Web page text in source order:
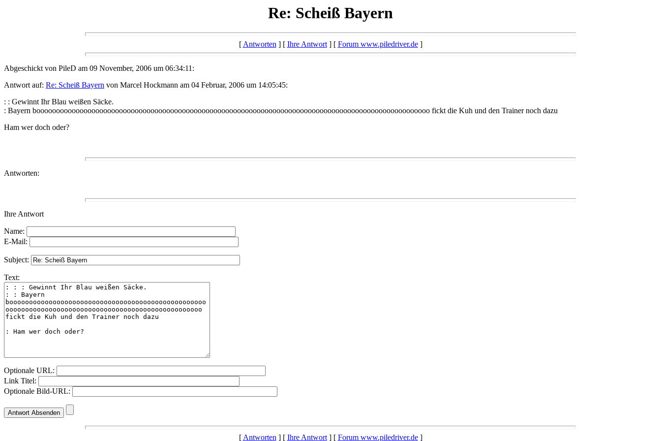
Re: Scheiß Bayern
[Antworten] [ Ihre Antwort] [ Forum www.piledriver.de]
Abgeschickt von PileD am 09 November, 2006 um 06:34:11:
Antwort auf: Re: Scheiß Bayern von Marcel Hockmann am 04 Februar, 2006 um 14:05:45:
: : Gewinnt Ihr Blau weißen Säcke.
: Bayern boooooooooooooooooooooooooooooooooooooooooooooooooooooooooooooooooooooooooooooooooooooooooooooooooooo fickt die Kuh und den Trainer noch dazu
Ham wer doch oder?
Antworten:
Ihre Antwort
Name:
E-Mail:
Subject:
Text:
Optionale URL:
Link Titel:
Optionale Bild-URL:
[Antworten] [ Ihre Antwort] [ Forum www.piledriver.de]